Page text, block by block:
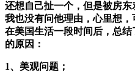
还想自己扯一个，但是被房东
我也没有问他理由，心里想，
在美国生活一段时间后，总
的原因：
1、美观问题；